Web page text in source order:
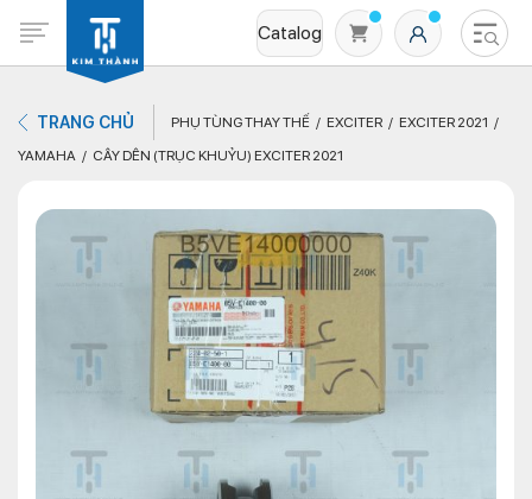
Catalog
Không có sản phẩm nào trong giỏ hàng
TRANG CHỦ PHỤ TÙNG THAY THẾ EXCITER
EXCITER 2021
YAMAHA
CÂY DÊN (TRỤC KHUỶU) EXCITER 2021